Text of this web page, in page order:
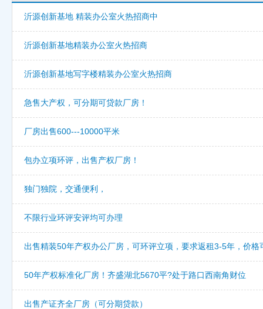
沂源创新基地 精装办公室火热招商中
沂源创新基地精装办公室火热招商
沂源创新基地写字楼精装办公室火热招商
急售大产权，可分期可贷款厂房！
厂房出售600---10000平米
包办立项环评，出售产权厂房！
独门独院，交通便利，
不限行业环评安评均可办理
出售精装50年产权办公厂房，可环评立项，要求返租3-5年，价格
50年产权标准化厂房！齐盛湖北5670平?处于路口西南角财位
出售产证齐全厂房（可分期贷款）